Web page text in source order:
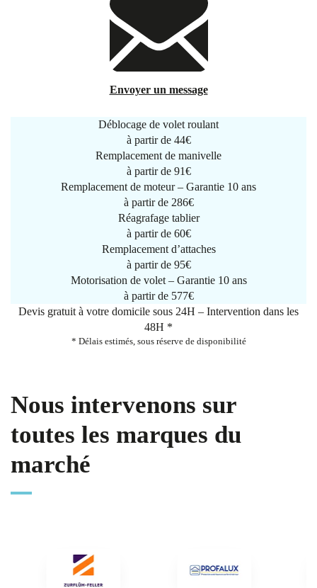
Envoyer un message
Déblocage de volet roulant
à partir de 44€
Remplacement de manivelle
à partir de 91€
Remplacement de moteur – Garantie 10 ans
à partir de 286€
Réagrafage tablier
à partir de 60€
Remplacement d’attaches
à partir de 95€
Motorisation de volet – Garantie 10 ans
à partir de 577€
Devis gratuit à votre domicile sous 24H – Intervention dans les
48H *
* Délais estimés, sous réserve de disponibilité
Nous intervenons sur
toutes les marques du
marché